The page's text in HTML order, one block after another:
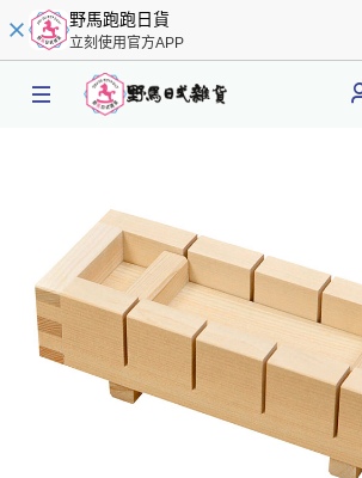
野馬跑跑日貨
立刻使用官方APP